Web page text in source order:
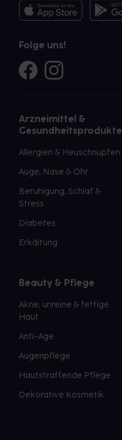
Folge uns!
Arzneimittel &
Gesundheitsprodukte
Allergien & Heuschnupfen
Auge, Nase & Ohr
Beruhigung, Schlaf &
Stress
Diabetes
Erkältung
Beauty & Pflege
Akne, unreine & fettige
Haut
Anti-Age
Augenpflege
Hautstraffende Pflege
Dekorative Kosmetik